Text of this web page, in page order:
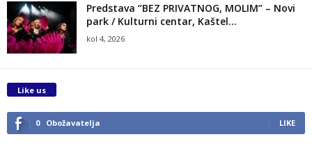
Predstava “BEZ PRIVATNOG, MOLIM” – Novi
park / Kulturni centar, Kaštel...
kol 4, 2026
Like us
0 Obožavatelja LIKE